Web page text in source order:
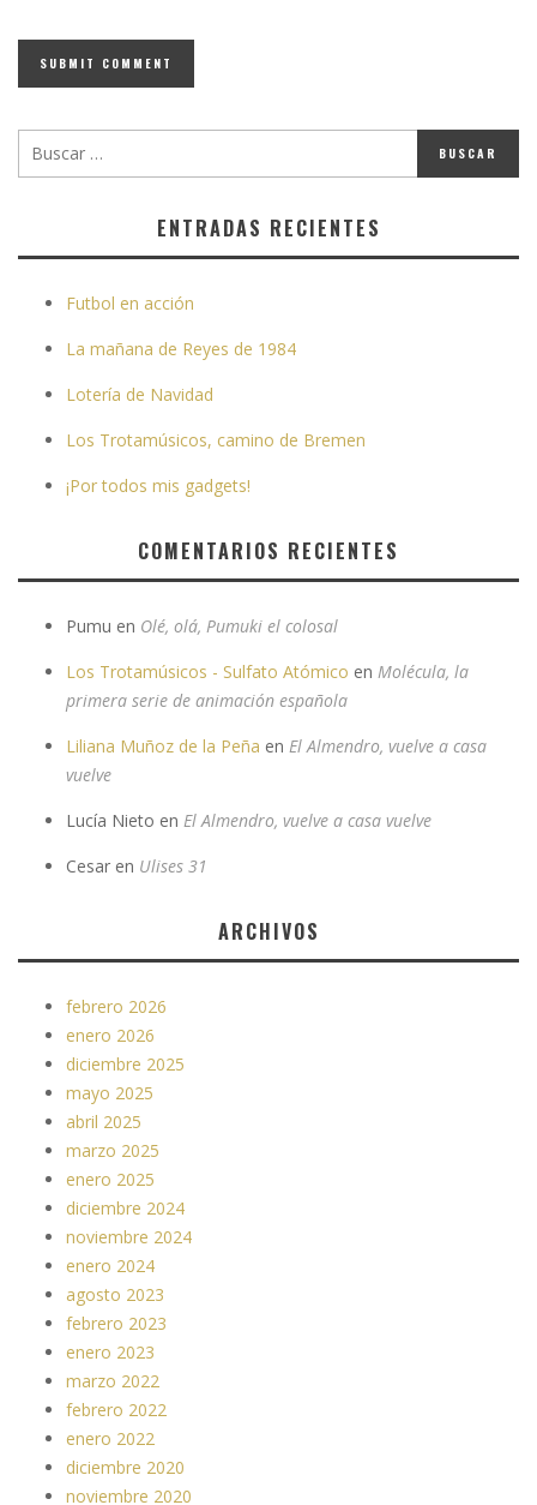
ENTRADAS RECIENTES
Futbol en acción
La mañana de Reyes de 1984
Lotería de Navidad
Los Trotamúsicos, camino de Bremen
¡Por todos mis gadgets!
COMENTARIOS RECIENTES
Pumu en Olé, olá, Pumuki el colosal
Los Trotamúsicos - Sulfato Atómico en Molécula, la
primera serie de animación española
Liliana Muñoz de la Peña en El Almendro, vuelve a casa
vuelve
Lucía Nieto en El Almendro, vuelve a casa vuelve
Cesar en Ulises 31
ARCHIVOS
febrero 2026
enero 2026
diciembre 2025
mayo 2025
abril 2025
marzo 2025
enero 2025
diciembre 2024
noviembre 2024
enero 2024
agosto 2023
febrero 2023
enero 2023
marzo 2022
febrero 2022
enero 2022
diciembre 2020
noviembre 2020